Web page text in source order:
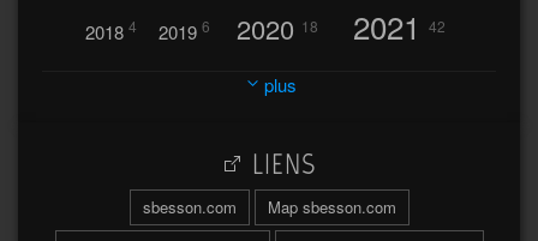
2018 4 2019 6 2020 18 2021 42
2023 32
2026
A travers l'hublot 17 Abländschen 3
plus
LIENS
sbesson.com
Map sbesson.com